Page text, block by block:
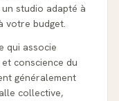
studio adapté à
votre budget.
qui associe
conscience du
généralement
collective,